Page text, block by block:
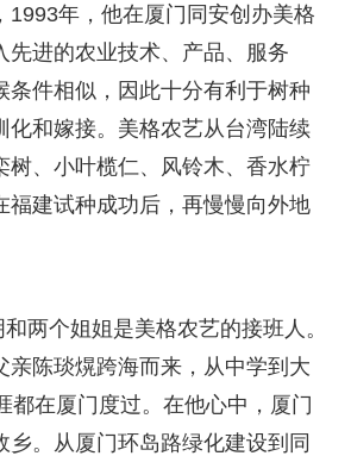
1993年，他在厦门同安创办美格
先进的农业技术、产品、服务
条件相似，因此十分有利于树种
化和嫁接。美格农艺从台湾陆续
树、小叶榄仁、风铃木、香水柠
福建试种成功后，再慢慢向外地
两个姐姐是美格农艺的接班人。
亲陈琰熀跨海而来，从中学到大
都在厦门度过。在他心中，厦门
乡。从厦门环岛路绿化建设到同